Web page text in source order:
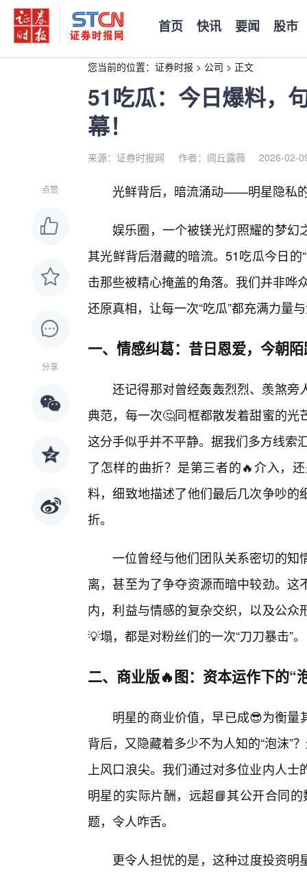
首页 快讯 要闻 股市
您当前的位置： 证券时报 > 公司 > 正文
51吃瓜：今日爆料，
幕！
来源：证券时报网 作者：闾丘露薇 2026-02-
点赞
分享
光鲜背后，暗流涌动——明星隐私
娱乐圈，一个被镁光灯照耀的梦幻
其光鲜背后潜藏的暗流。51吃瓜今日
击那些被精心掩盖的角落。我们并非哗
还原真相，让每一次“吃瓜”都充满力量
一、情感纠葛：昔日恩爱，今朝
还记得那对曾经轰轰烈烈、羡煞旁
典范，每一次🤔同框都散发着甜蜜的
这分手似乎并不平静。据我们多方线索
了怎样的曲折？是第三者的🔥介入，
料，细致地描述了他们最后几次争吵
折。
一位曾经与他们团队关系密切的知
离，甚至为了争夺资源而暗中较劲。
内，利益与情感的复杂交织，以及公
💡塌，都是对粉丝们的一次“刀刀暴击”。
二、商业版🔥图：资本运作下的“
明星的商业价值，早已成😎为衡
背后，又隐藏着多少不为人知的“泡沫”
上风口浪尖。我们通过对多位业内人
明星的实际片酬，远超📘其公开合同的
题，令人咋舌。
更令人担忧的是，这种过度投资